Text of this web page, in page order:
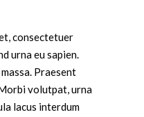
consectetuer
urna eu sapien.
Praesent
volutpat, urna
lacus interdum